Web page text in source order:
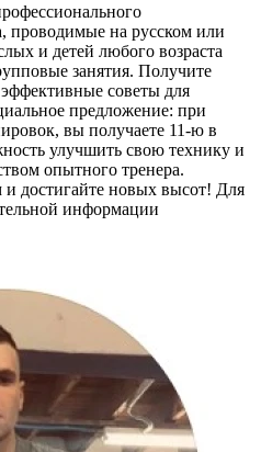
проводимые на русском или
и детей любого возраста
занятия. Получите
советы для
предложение: при
вы получаете 11-ю в
улучшить свою технику и
опытного тренера.
и достигайте новых высот! Для
информации